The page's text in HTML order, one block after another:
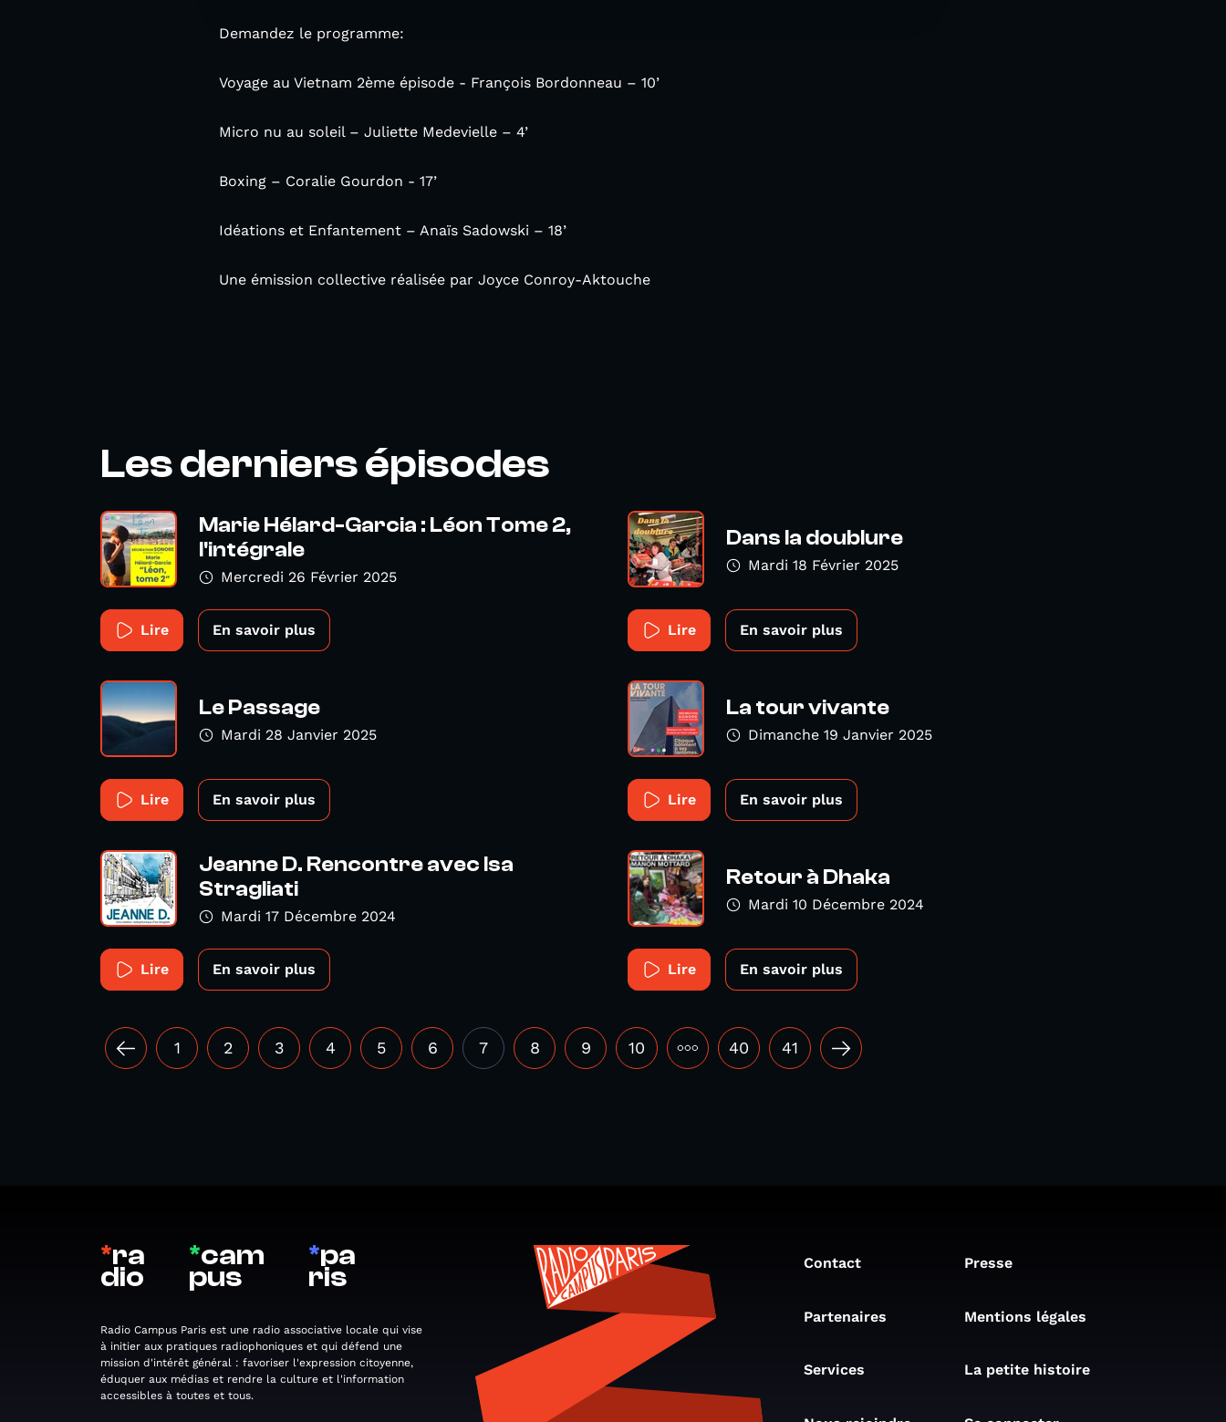
Demandez le programme:
Voyage au Vietnam 2ème épisode - François Bordonneau – 10’
Micro nu au soleil – Juliette Medevielle – 4’
Boxing – Coralie Gourdon - 17’
Idéations et Enfantement – Anaïs Sadowski – 18’
Une émission collective réalisée par Joyce Conroy-Aktouche
Les derniers épisodes
Marie Hélard-Garcia : Léon Tome 2,
l'intégrale
Mercredi 26 Février 2025
Lire En savoir plus
Dans la doublure
Mardi 18 Février 2025
Lire En savoir plus
Le Passage
Mardi 28 Janvier 2025
Lire En savoir plus
La tour vivante
Dimanche 19 Janvier 2025
Lire En savoir plus
Jeanne D. Rencontre avec Isa
Stragliati
Mardi 17 Décembre 2024
Lire En savoir plus
Retour à Dhaka
Mardi 10 Décembre 2024
Lire En savoir plus
1 2 3 4 5 6 7 8 9 10 ••• 40 41
*ra
dio
*cam
pus
*pa
ris
Radio Campus Paris est une radio associative locale qui vise
à initier aux pratiques radiophoniques et qui défend une
mission d'intérêt général : favoriser l'expression citoyenne,
éduquer aux médias et rendre la culture et l'information
accessibles à toutes et tous.
Contact Presse
Partenaires Mentions légales
Services La petite histoire